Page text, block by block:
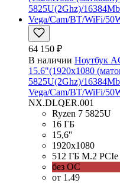
64 150 ₽
В наличии Ноутбук
15.6"(1920x1080
5825U(2Ghz)/
Vega/Cam/BT/WiFi/
NX.DLQER.001
Ryzen 7 5825U
16 ГБ
15,6''
1920x1080
512 ГБ M.2
без ОС
от 1.49